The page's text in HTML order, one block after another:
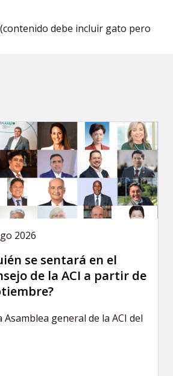
debe incluir gato pero
2026
se sentará en el
de la ACI a partir de
Asamblea general de la ACI del